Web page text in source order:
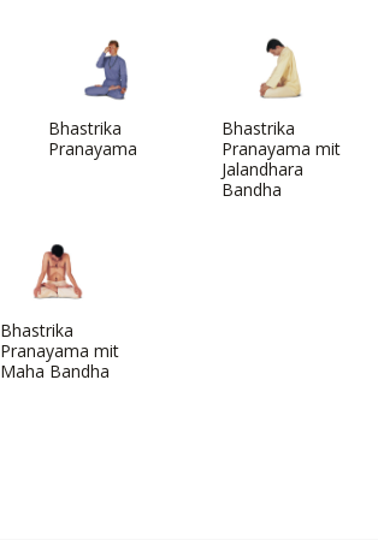
Bhastrika
Pranayama
Bhastrika
Pranayama mit
Jalandhara
Bandha
Bhastrika
Pranayama mit
Maha Bandha